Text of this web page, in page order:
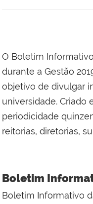
O Boletim
durante a Gestão
objetivo de divulgar
universidade. Criado
periodicidade
reitorias, diretorias,
Boletim
Boletim Informativo